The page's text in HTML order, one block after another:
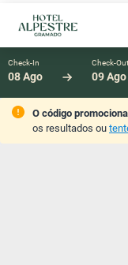
Check-In
08 Ago
Check-Out
09 Ago
O código
os resultados ou